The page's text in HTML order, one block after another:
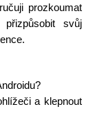
prozkoumat
svůj
a klepnout